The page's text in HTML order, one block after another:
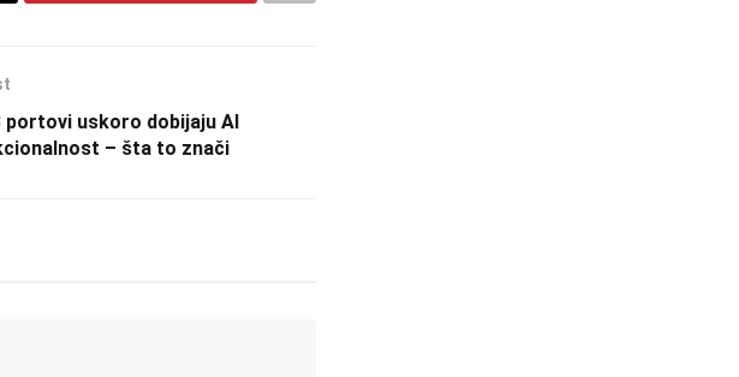
portovi uskoro dobijaju AI
– šta to znači